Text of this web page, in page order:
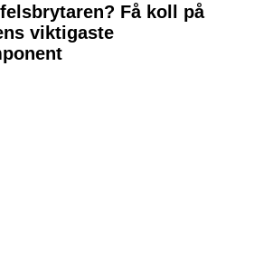
Få koll på
viktigaste